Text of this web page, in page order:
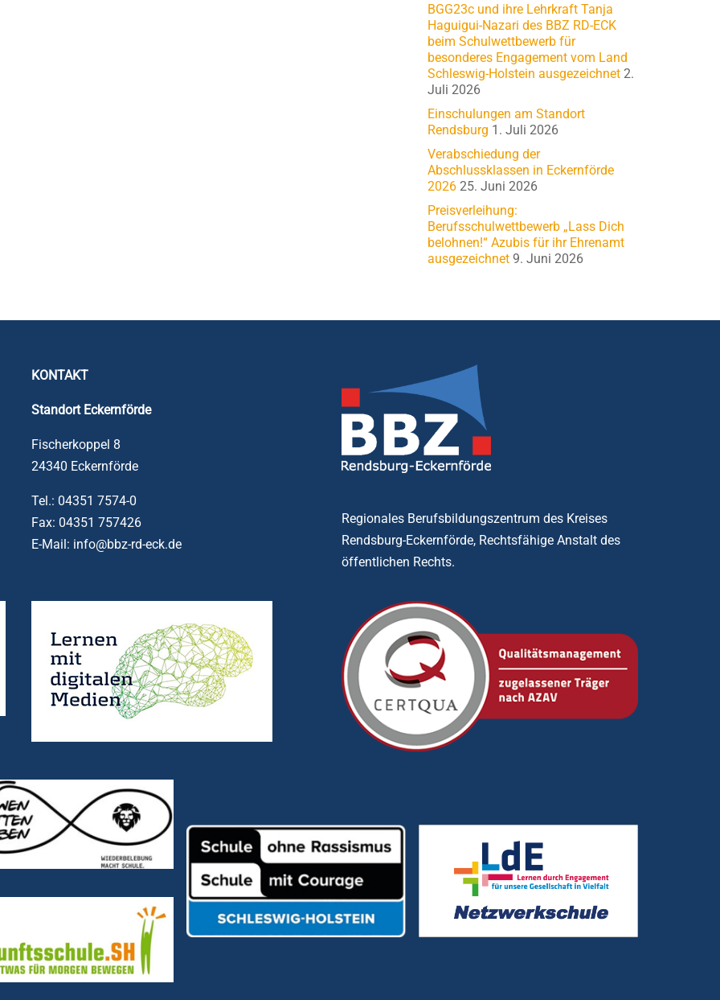
BGG23c und ihre Lehrkraft Tanja
Haguigui-Nazari des BBZ RD-ECK
beim Schulwettbewerb für
besonderes Engagement vom Land
Schleswig-Holstein ausgezeichnet 2.
Juli 2026
Einschulungen am Standort
Rendsburg 1. Juli 2026
Verabschiedung der
Abschlussklassen in Eckernförde
2026 25. Juni 2026
Preisverleihung:
Berufsschulwettbewerb „Lass Dich
belohnen!“ Azubis für ihr Ehrenamt
ausgezeichnet 9. Juni 2026
KONTAKT
StandortEckernförde
Fischerkoppel 8
24340 Eckernförde
Tel.: 04351 7574-0
Fax: 04351 757426
E-Mail: info@bbz-rd-eck.de
Regionales Berufsbildungszentrum des Kreises
Rendsburg-Eckernförde, Rechtsfähige Anstalt des
öffentlichen Rechts.